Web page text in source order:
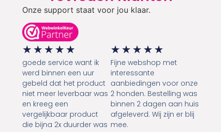
Onze support staat voor jou klaar.
★ ★ ★ ★ ★
goede service want ik
werd binnen een uur
gebeld dat het product
niet meer leverbaar was
en kreeg een
vergelijkbaar product
die bijna 2x duurder was
★ ★ ★ ★ ★
Fijne webshop met
interessante
aanbiedingen voor onze
2 honden. Bestelling was
binnen 2 dagen aan huis
afgeleverd. Wij zijn er blij
mee.